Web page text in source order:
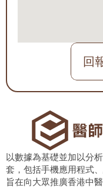
回
以數據為基礎並加以分
套，包括手機應用程式
旨在向大眾推廣香港中